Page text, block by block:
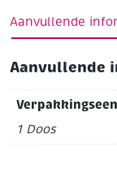
Aanvullende
Aanvullende
1 Doos